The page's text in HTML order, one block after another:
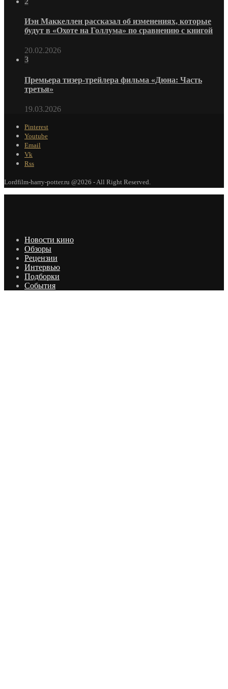
Иэн Маккеллен рассказал об изменениях, которые
будут в «Охоте на Голлума» по сравнению с книгой
20.02.2026
3
Премьера тизер-трейлера фильма «Дюна: Часть
третья»
19.03.2026
Pinterest
Youtube
Email
Vk
Rss
Lordfilm-harry-potter.ru @2026 - All Right Reserved.
Новости кино
Обзоры
Рецензии
Интервью
Подборки
События